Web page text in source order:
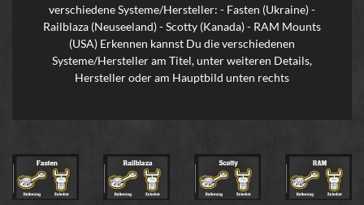
verschiedene Systeme/Hersteller: - Fasten (Ukraine) -
Railblaza (Neuseeland) - Scotty (Kanada) - RAM Mounts
(USA) Erkennen kannst Du die verschiedenen
Systeme/Hersteller am Titel, unter weiteren Details,
Hersteller oder am Hauptbild unten rechts